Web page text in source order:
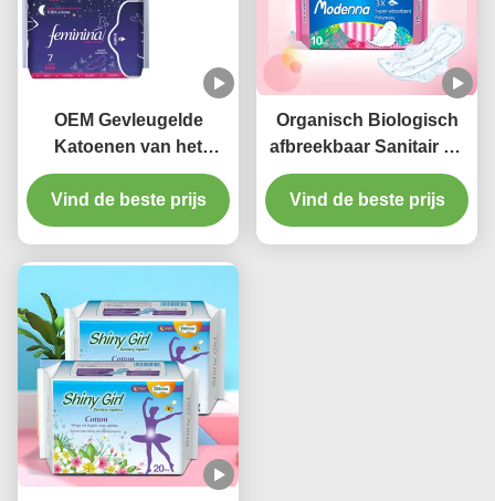
OEM Gevleugelde
Katoenen van het
Vrouwenmaandverband
Vrouwelijke
Stootkussens In te
Vind de beste prijs
Organisch Biologisch
afbreekbaar Sanitair de
van damesniceday voor
Nachtgebruik
Vind de beste prijs